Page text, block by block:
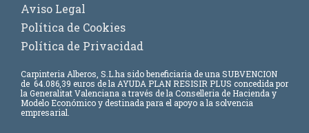
Aviso Legal
Política de Cookies
Política de Privacidad
Carpinteria Alberos, S.L.ha sido beneficiaria de una SUBVENCION
de 64.086,39 euros de la AYUDA PLAN RESISIR PLUS concedida por
la Generalitat Valenciana a través de la Conselleria de Hacienda y
Modelo Económico y destinada para el apoyo a la solvencia
empresarial.